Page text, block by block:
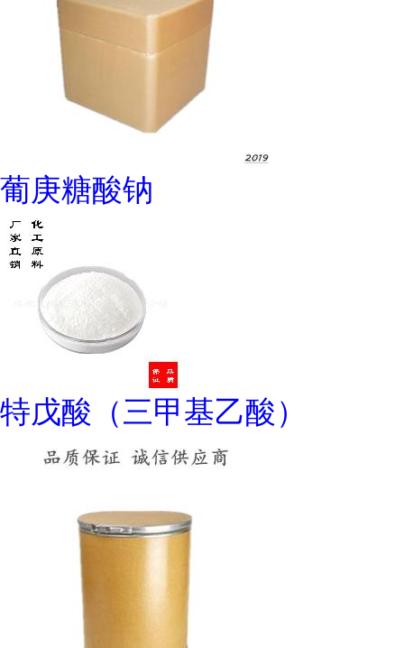
葡庚糖酸钠
特戊酸（三甲基乙酸）